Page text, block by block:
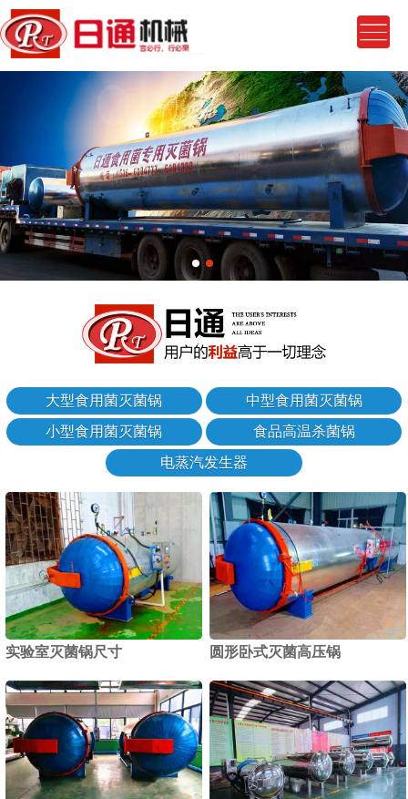
大型食用菌灭菌锅
中型食用菌灭菌锅
小型食用菌灭菌锅
食品高温杀菌锅
电蒸汽发生器
实验室灭菌锅尺寸 圆形卧式灭菌高压锅